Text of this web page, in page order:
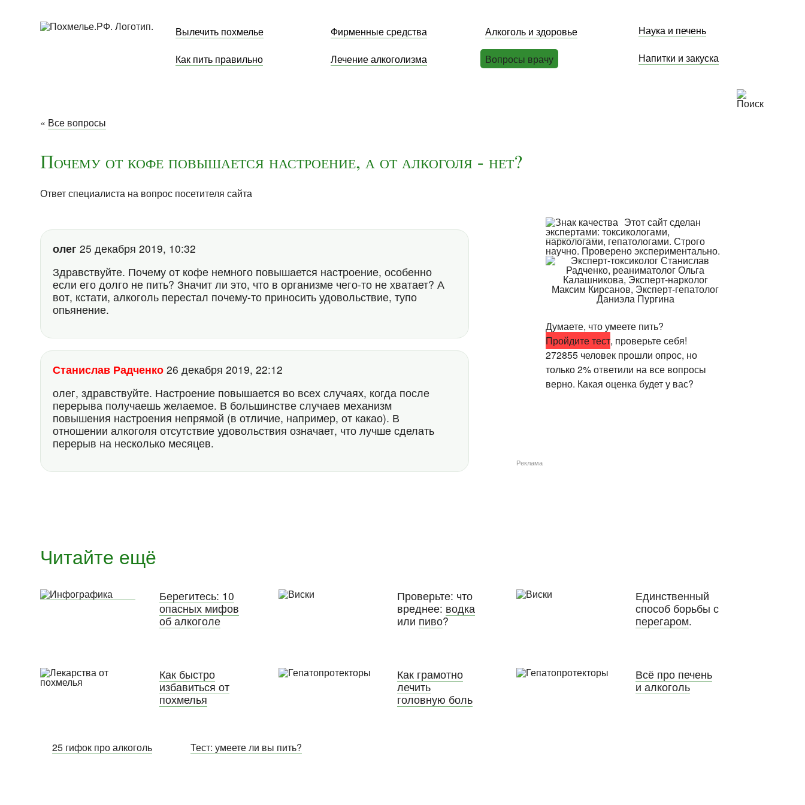
Вылечить похмелье Фирменные средства Алкоголь и здоровье Наука и печень
Как пить правильно Лечение алкоголизма Вопросы врачу Напитки и закуска
« Все вопросы
Почему от кофе повышается настроение, а от алкоголя - нет?
Ответ специалиста на вопрос посетителя сайта
олег 25 декабря 2019, 10:32
Здравствуйте. Почему от кофе немного повышается настроение, особенно
если его долго не пить? Значит ли это, что в организме чего-то не хватает? А
вот, кстати, алкоголь перестал почему-то приносить удовольствие, тупо
опьянение.
Станислав Радченко 26 декабря 2019, 22:12
олег, здравствуйте. Настроение повышается во всех случаях, когда после
перерыва получаешь желаемое. В большинстве случаев механизм
повышения настроения непрямой (в отличие, например, от какао). В
отношении алкоголя отсутствие удовольствия означает, что лучше сделать
перерыв на несколько месяцев.
Этот сайт сделан
экспертами: токсикологами,
наркологами, гепатологами. Строго
научно. Проверено экспериментально.
Думаете, что умеете пить?
Пройдите тест, проверьте себя!
272855 человек прошли опрос, но
только 2% ответили на все вопросы
верно. Какая оценка будет у вас?
Реклама
Читайте ещё
Берегитесь: 10
опасных мифов
об алкоголе
Проверьте: что
вреднее: водка
или пиво?
Единственный
способ борьбы с
перегаром.
Как быстро
избавиться от
похмелья
Как грамотно
лечить
головную боль
Всё про печень
и алкоголь
25 гифок про алкоголь Тест: умеете ли вы пить?